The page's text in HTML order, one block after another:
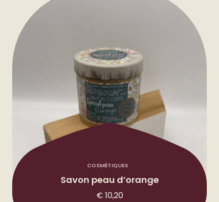
COSMÉTIQUES
Savon peau d’orange
€ 10,20